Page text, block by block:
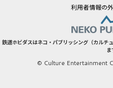
利用者情報の
鉄道ホビダスはネコ・パブリッシング（カルチ
ま
© Culture Entertainment